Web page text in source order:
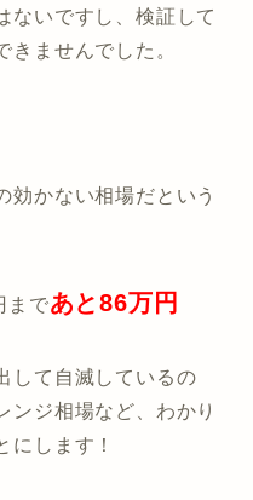
ないですし、検証して
きませんでした。
効かない相場だという
まであと86万円
して自滅しているの
ンジ相場など、わかり
にします！